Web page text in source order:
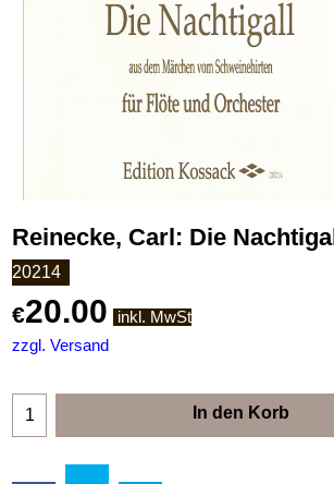
Reinecke, Carl: Die Nachtigall
20214
€20.00
inkl. MwSt
zzgl. Versand
In den Korb